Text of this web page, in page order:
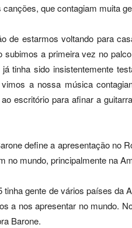
que contagiam muita
de estarmos voltando para
subimos a primeira vez no
tinha sido insistentemente
a nossa música
escritório para afinar a
define a apresentação no
no mundo, principalmente na
tinha gente de vários países da
a nos apresentar no mundo.
Barone.